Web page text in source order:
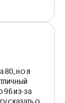
80, но я
96 из-за
сказать о